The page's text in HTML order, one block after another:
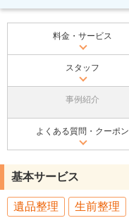
料金・サービス
スタッフ
事例紹介
よくある質問・クーポン
基本サービス
遺品整理 生前整理